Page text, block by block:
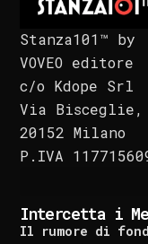
Stanza101™ by
VOVEO editore
c/o Kdope Srl
Via Bisceglie,
20152 Milano
P.IVA
Intercetta i
Il rumore di